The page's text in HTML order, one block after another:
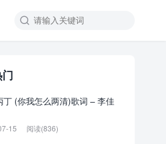

丁 (你我怎么两清)歌词 – 李佳
15 阅读(836)